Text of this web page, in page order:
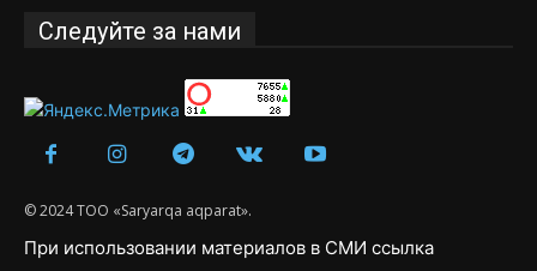
Следуйте за нами
© 2024 ТОО «Saryarqa aqparat».
При использовании материалов в СМИ ссылка